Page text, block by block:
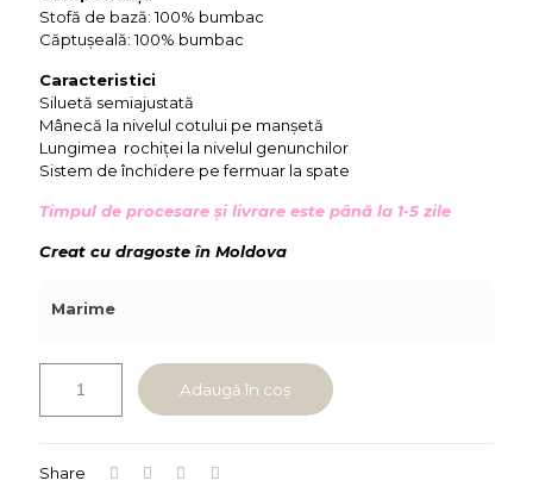
Stofă de bază: 100% bumbac
Căptușeală: 100% bumbac
Caracteristici
Siluetă semiajustată
Mânecă la nivelul cotului pe manșetă
Lungimea rochiței la nivelul genunchilor
Sistem de închidere pe fermuar la spate
Timpul de procesare și livrare este până la 1-5 zile
Creat cu dragoste în Moldova
Marime
Adaugă în coș
Share